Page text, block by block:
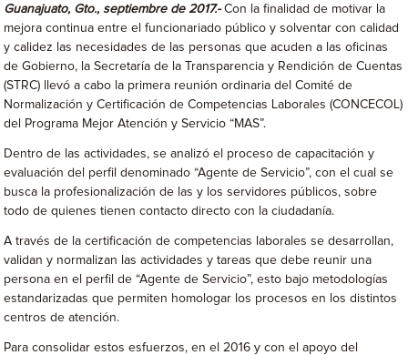
Guanajuato, Gto., septiembre de 2017.-Con la finalidad de motivar la
mejora continua entre el funcionariado público y solventar con calidad
y calidez las necesidades de las personas que acuden a las oficinas
de Gobierno, la Secretaría de la Transparencia y Rendición de Cuentas
(STRC) llevó a cabo la primera reunión ordinaria del Comité de
Normalización y Certificación de Competencias Laborales (CONCECOL)
del Programa Mejor Atención y Servicio “MAS”.
Dentro de las actividades, se analizó el proceso de capacitación y
evaluación del perfil denominado “Agente de Servicio”, con el cual se
busca la profesionalización de las y los servidores públicos, sobre
todo de quienes tienen contacto directo con la ciudadanía.
A través de la certificación de competencias laborales se desarrollan,
validan y normalizan las actividades y tareas que debe reunir una
persona en el perfil de “Agente de Servicio”, esto bajo metodologías
estandarizadas que permiten homologar los procesos en los distintos
centros de atención.
Para consolidar estos esfuerzos, en el 2016 y con el apoyo del